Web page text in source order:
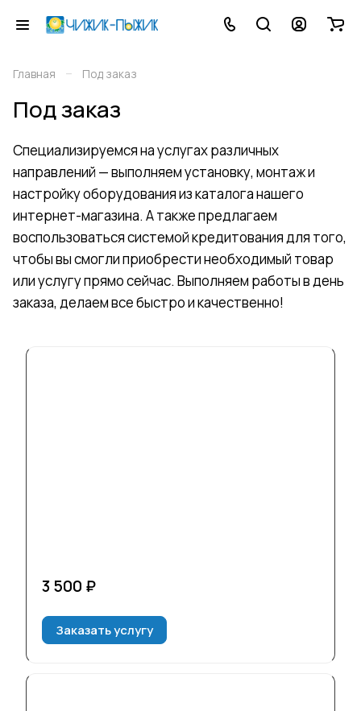
Главная – Под заказ
Под заказ
Специализируемся на услугах различных
направлений — выполняем установку, монтаж и
настройку оборудования из каталога нашего
интернет-магазина. А также предлагаем
воспользоваться системой кредитования для того,
чтобы вы смогли приобрести необходимый товар
или услугу прямо сейчас. Выполняем работы в день
заказа, делаем все быстро и качественно!
3 500 ₽
Заказать услугу